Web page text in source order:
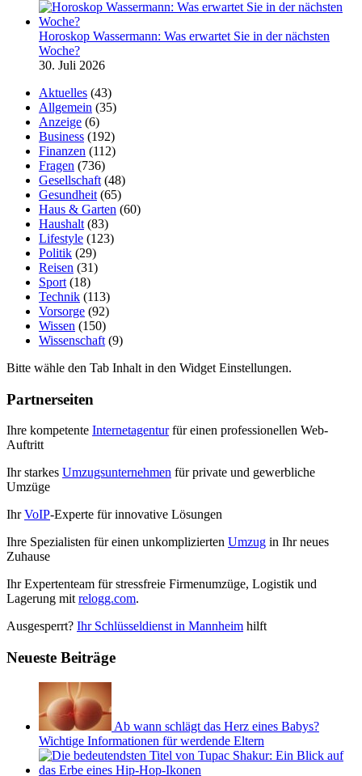
Horoskop Wassermann: Was erwartet Sie in der nächsten
Woche?
30. Juli 2026
Aktuelles (43)
Allgemein (35)
Anzeige (6)
Business (192)
Finanzen (112)
Fragen (736)
Gesellschaft (48)
Gesundheit (65)
Haus & Garten (60)
Haushalt (83)
Lifestyle (123)
Politik (29)
Reisen (31)
Sport (18)
Technik (113)
Vorsorge (92)
Wissen (150)
Wissenschaft (9)
Bitte wähle den Tab Inhalt in den Widget Einstellungen.
Partnerseiten
Ihre kompetente Internetagenturfür einen professionellen Web-
Auftritt
Ihr starkes Umzugsunternehmen für private und gewerbliche
Umzüge
IhrVoIP-Experte für innovative Lösungen
Ihre Spezialisten für einen unkomplizierten Umzug in Ihr neues
Zuhause
Ihr Expertenteam für stressfreie Firmenumzüge, Logistik und
Lagerung mitrelogg.com.
Ausgesperrt? Ihr Schlüsseldienst in Mannheim hilft
Neueste Beiträge
Ab wann schlägt das Herz eines Babys?
Wichtige Informationen für werdende Eltern